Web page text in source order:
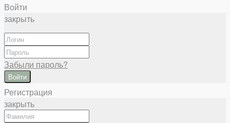
Войти
закрыть
Забыли пароль?
Войти
Регистрация
закрыть